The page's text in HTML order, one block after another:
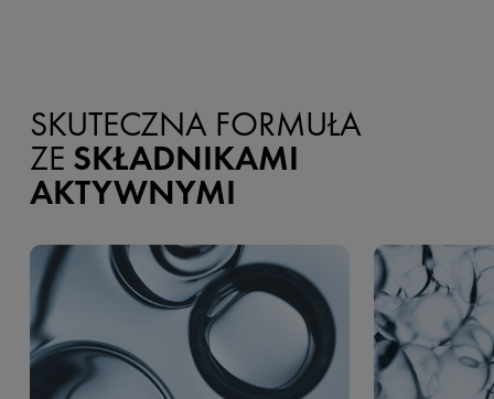
SKUTECZNA FORMUŁA
ZE SKŁADNIKAMI
AKTYWNYMI